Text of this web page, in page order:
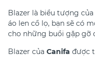
Blazer là biểu tượng
áo len cổ lọ, bạn sẽ có
cho những buổi gặp gỡ
Blazer của Canifa được